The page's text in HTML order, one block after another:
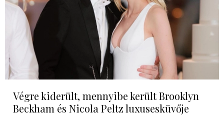
Végre kiderült, mennyibe került Brooklyn
Beckham és Nicola Peltz luxusesküvője